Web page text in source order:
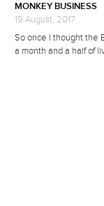
MONKEY BUSINESS
19 August, 2017
So once I thought the
a month and a half of